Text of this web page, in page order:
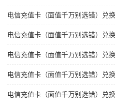
电信充值卡（面值千万别选错）兑
电信充值卡（面值千万别选错）兑
电信充值卡（面值千万别选错）兑
电信充值卡（面值千万别选错）兑
电信充值卡（面值千万别选错）兑